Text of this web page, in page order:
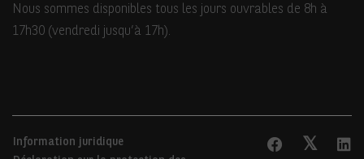
Nous sommes disponibles tous les jours ouvrables de 8h à
17h30 (vendredi jusqu’à 17h).
Information juridique